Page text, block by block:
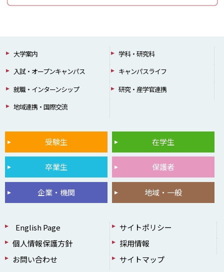
大学案内
学科・研究科
入試・オープンキャンパス
キャンパスライフ
就職・インターンシップ
研究・産学官連携
地域連携・国際交流
受験生 在学生
卒業生 保護者
企業・機関 地域・一般
English Page
サイトポリシー
個人情報保護方針
採用情報
お問い合わせ
サイトマップ